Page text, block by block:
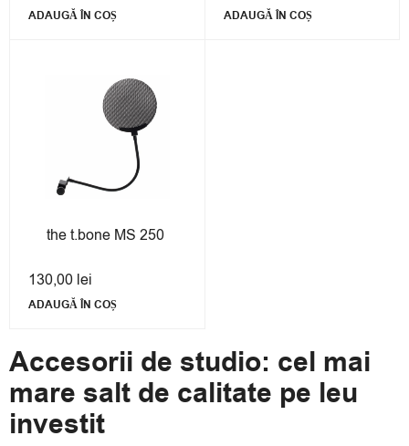
ADAUGĂ ÎN COȘ ADAUGĂ ÎN COȘ
the t.bone MS 250
130,00 lei
ADAUGĂ ÎN COȘ
Accesorii de studio: cel mai
mare salt de calitate pe leu
investit